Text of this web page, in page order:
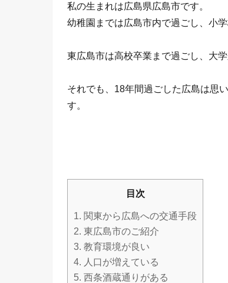
私の生まれは広島県広島市です。
幼稚園までは広島市内で過ごし、小
東広島市は高校卒業まで過ごし、大
それでも、18年間過ごした広島は思
す。
目次
1. 関東から広島への交通手段
2. 東広島市のご紹介
3. 教育環境が良い
4. 人口が増えている
5. 西条酒蔵通りがある